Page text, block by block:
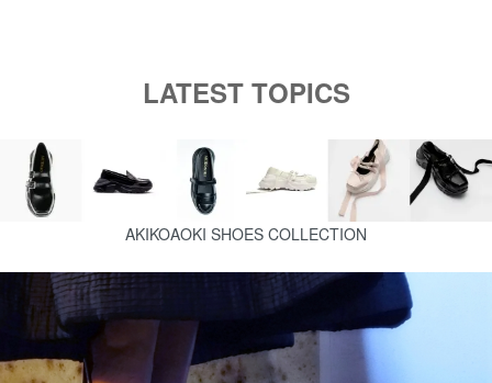
LATEST TOPICS
AKIKOAOKI SHOES COLLECTION